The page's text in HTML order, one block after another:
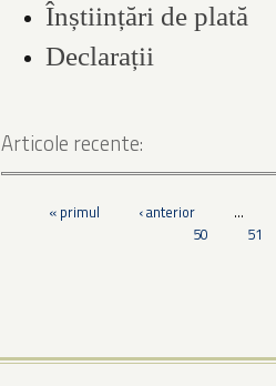
Înștiințări de plată
Declarații
Articole recente:
Pagini« primul ‹ anterior
…
50
51